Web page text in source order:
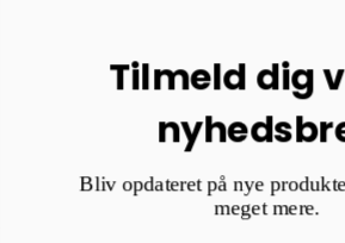
Tilmeld dig
Bliv opdateret på nye
meget mere.